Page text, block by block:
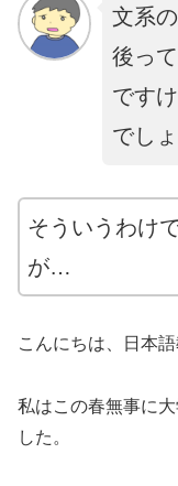
文系
後っ
です
でし
そ う いう わけ
が…
こんにちは、日本
私はこの春無事に
した。